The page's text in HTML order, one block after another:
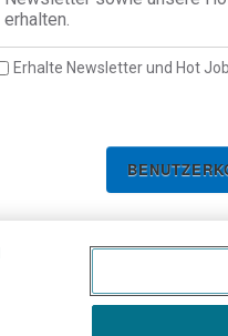
erhalten.
Erhalte Newsletter und Hot